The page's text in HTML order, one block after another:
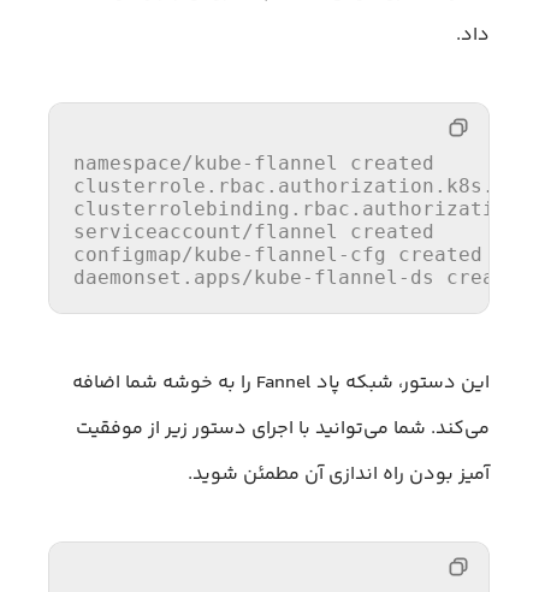
داد.
namespace/kube-flannel created
clusterrole.rbac.authorization.k8s.io/
serviceaccount/flannel created
configmap/kube-flannel-cfg created
daemonset.apps/kube-flannel-ds created
این دستور، شبکه پاد Fannel را به خوشه شما اضافه
می‌کند. شما می‌توانید با اجرای دستور زیر از موفقیت
آمیز بودن راه اندازی آن مطمئن شوید.